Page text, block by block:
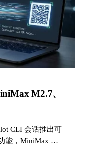
M2.7、
CLI 会话推出可
能，MiniMax 发